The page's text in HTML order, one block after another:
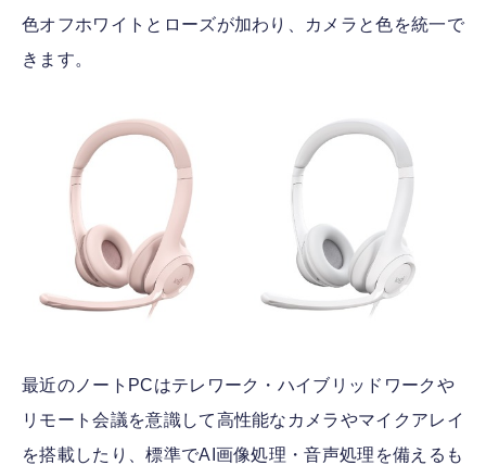
色オフホワイトとローズが加わり、カメラと色を統一で
きます。
最近のノートPCはテレワーク・ハイブリッドワークや
リモート会議を意識して高性能なカメラやマイクアレイ
を搭載したり、標準でAI画像処理・音声処理を備えるも